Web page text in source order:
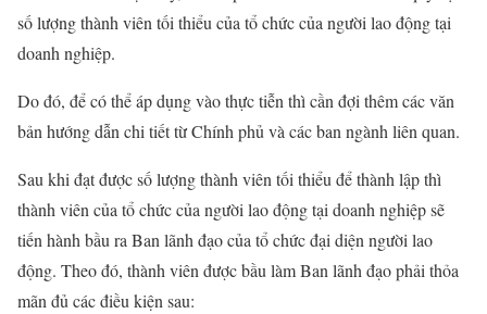
số lượng thành viên tối thiểu của tổ chức của người lao động tại
doanh nghiệp.
Do đó, để có thể áp dụng vào thực tiễn thì cần đợi thêm các văn
bản hướng dẫn chi tiết từ Chính phủ và các ban ngành liên quan.
Sau khi đạt được số lượng thành viên tối thiểu để thành lập thì
thành viên của tổ chức của người lao động tại doanh nghiệp sẽ
tiến hành bầu ra Ban lãnh đạo của tổ chức đại diện người lao
động. Theo đó, thành viên được bầu làm Ban lãnh đạo phải thỏa
mãn đủ các điều kiện sau: